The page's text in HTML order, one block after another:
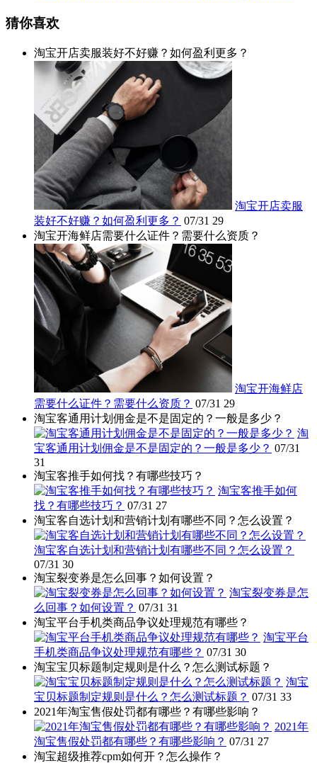
猜你喜欢
淘宝开店卖服装好不好赚？如何盈利更多？
淘宝开店卖服
装好不好赚？如何盈利更多？ 07/31 29
淘宝开海鲜店需要什么证件？需要什么资质？
淘宝开海鲜店
需要什么证件？需要什么资质？ 07/31 29
淘宝客通用计划佣金是不是固定的？一般是多少？
淘
宝客通用计划佣金是不是固定的？一般是多少？ 07/31
31
淘宝客推手如何找？有哪些技巧？
淘宝客推手如何
找？有哪些技巧？ 07/31 27
淘宝客自选计划和营销计划有哪些不同？怎么设置？
淘宝客自选计划和营销计划有哪些不同？怎么设置？
07/31 30
淘宝裂变券是怎么回事？如何设置？
淘宝裂变券是怎
么回事？如何设置？ 07/31 31
淘宝平台手机类商品争议处理规范有哪些？
淘宝平台
手机类商品争议处理规范有哪些？ 07/31 30
淘宝宝贝标题制定规则是什么？怎么测试标题？
淘宝
宝贝标题制定规则是什么？怎么测试标题？ 07/31 33
2021年淘宝售假处罚都有哪些？有哪些影响？
2021年
淘宝售假处罚都有哪些？有哪些影响？ 07/31 27
淘宝超级推荐cpm如何开？怎么操作？